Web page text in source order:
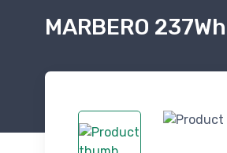
MARBERO